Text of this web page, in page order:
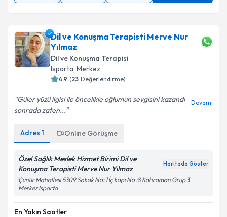
Dil ve Konuşma Terapisti Merve Nur
Yılmaz
Dil ve Konuşma Terapisi
Isparta, Merkez
4.9 (23 Değerlendirme)
Güler yüzü ilgisi ile öncelikle oğlumun sevgisini kazandı
sonrada zaten...
Devamı
Adres 1 Online Görüşme
Özel Sağlık Meslek Hizmet Birimi Dil ve
Konuşma Terapisti Merve Nur Yılmaz
Haritada Göster
Çünür Mahallesi 5309 Sokak No: 1 İç kapı No :8 Kahraman Grup 3
Merkez Isparta
En Yakın Saatler